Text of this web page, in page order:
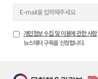
개인정보 수집 및 이용에 관한 사항
뉴스레터 구독을 신청합니다.